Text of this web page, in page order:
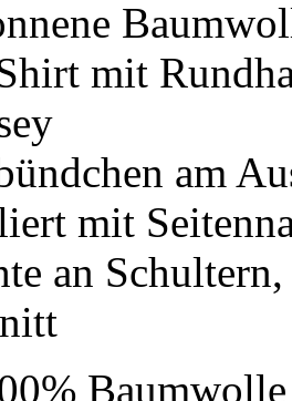
mit
am
mit
an
Baumwolle